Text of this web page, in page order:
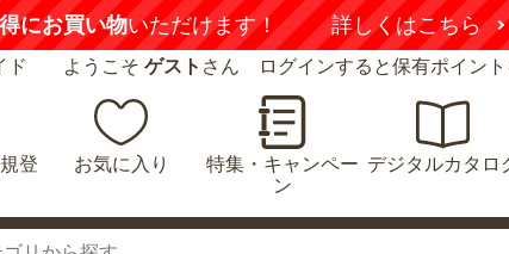
にお買い物いただけます！ 詳しくはこちら
ド ようこそ ゲスト さん ログインすると保有ポイント
登
お気に入り
特集・キャンペー
ン
デジタルカタロ